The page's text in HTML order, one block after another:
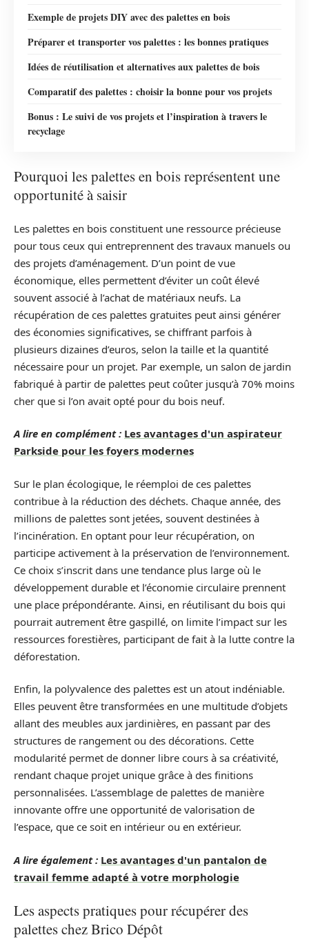
Exemple de projets DIY avec des palettes en bois
Préparer et transporter vos palettes : les bonnes pratiques
Idées de réutilisation et alternatives aux palettes de bois
Comparatif des palettes : choisir la bonne pour vos projets
Bonus : Le suivi de vos projets et l’inspiration à travers le
recyclage
Pourquoi les palettes en bois représentent une
opportunité à saisir
Les palettes en bois constituent une ressource précieuse
pour tous ceux qui entreprennent des travaux manuels ou
des projets d’aménagement. D’un point de vue
économique, elles permettent d’éviter un coût élevé
souvent associé à l’achat de matériaux neufs. La
récupération de ces palettes gratuites peut ainsi générer
des économies significatives, se chiffrant parfois à
plusieurs dizaines d’euros, selon la taille et la quantité
nécessaire pour un projet. Par exemple, un salon de jardin
fabriqué à partir de palettes peut coûter jusqu’à 70% moins
cher que si l’on avait opté pour du bois neuf.
A lire en complément : Les avantages d'un aspirateur
Parkside pour les foyers modernes
Sur le plan écologique, le réemploi de ces palettes
contribue à la réduction des déchets. Chaque année, des
millions de palettes sont jetées, souvent destinées à
l’incinération. En optant pour leur récupération, on
participe activement à la préservation de l’environnement.
Ce choix s’inscrit dans une tendance plus large où le
développement durable et l’économie circulaire prennent
une place prépondérante. Ainsi, en réutilisant du bois qui
pourrait autrement être gaspillé, on limite l’impact sur les
ressources forestières, participant de fait à la lutte contre la
déforestation.
Enfin, la polyvalence des palettes est un atout indéniable.
Elles peuvent être transformées en une multitude d’objets
allant des meubles aux jardinières, en passant par des
structures de rangement ou des décorations. Cette
modularité permet de donner libre cours à sa créativité,
rendant chaque projet unique grâce à des finitions
personnalisées. L’assemblage de palettes de manière
innovante offre une opportunité de valorisation de
l’espace, que ce soit en intérieur ou en extérieur.
A lire également : Les avantages d'un pantalon de
travail femme adapté à votre morphologie
Les aspects pratiques pour récupérer des
palettes chez Brico Dépôt